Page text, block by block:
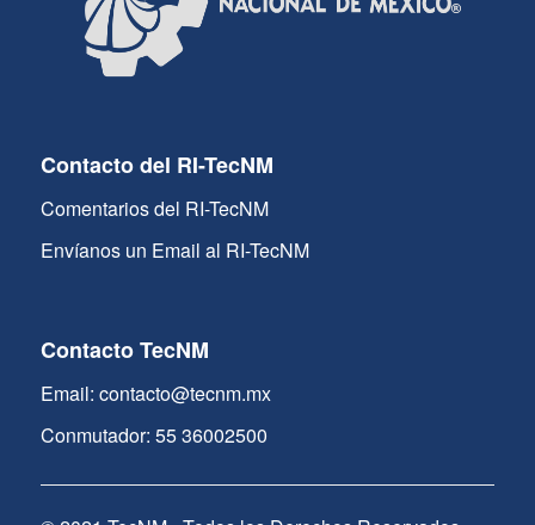
Contacto del RI-TecNM
Comentarios del RI-TecNM
Envíanos un Email al RI-TecNM
Contacto TecNM
Email: contacto@tecnm.mx
Conmutador: 55 36002500